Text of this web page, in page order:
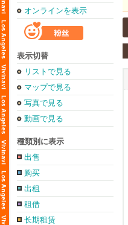
オンラインを表示
表示切替
リストで見る
マップで見る
写真で見る
動画で見る
種類別に表示
出售
购买
出租
租借
长期租赁